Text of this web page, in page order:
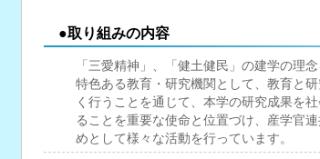
●取り組みの内容
「三愛精神」、「健土健民」の建学の理
特色ある教育・研究機関として、教育と
く行うことを通じて、本学の研究成果を
ることを重要な使命と位置づけ、産学官
めとして様々な活動を行っています。